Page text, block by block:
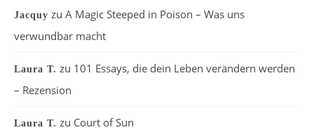
Jacquy zu A Magic Steeped in Poison – Was uns
verwundbar macht
Laura T. zu 101 Essays, die dein Leben verändern werden
– Rezension
Laura T. zu Court of Sun